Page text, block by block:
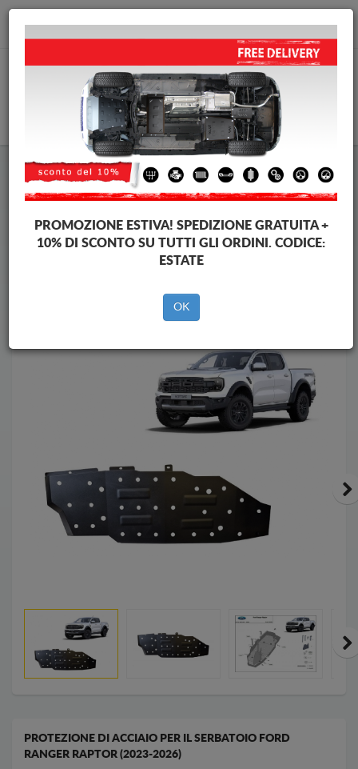
info@piastraparamotore.com
Piastra paramotore di acciaio Ford
Piastra paramotore di acciaio Ford Ranger Raptor
Brands
Brands
PROTEZIONE DI ACCIAIO PER IL SERBATOIO FORD
RANGER RAPTOR (2023-2026)
PROMOZIONE ESTIVA! SPEDIZIONE GRATUITA +
10% DI SCONTO SU TUTTI GLI ORDINI. CODICE:
ESTATE
OK